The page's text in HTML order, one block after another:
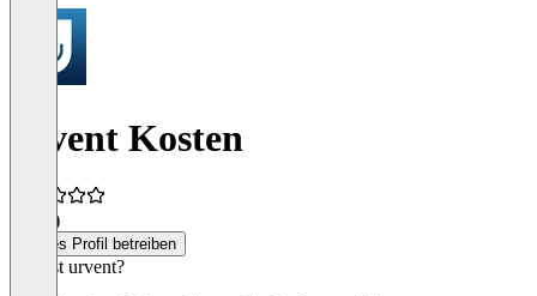
urvent Kosten
(2)
Dieses Profil betreiben
Was ist urvent?